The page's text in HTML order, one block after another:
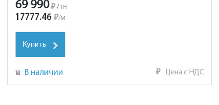
69 990₽ /тн
17777.46 ₽/м
Купить
В наличии ₽ Цена с НДС